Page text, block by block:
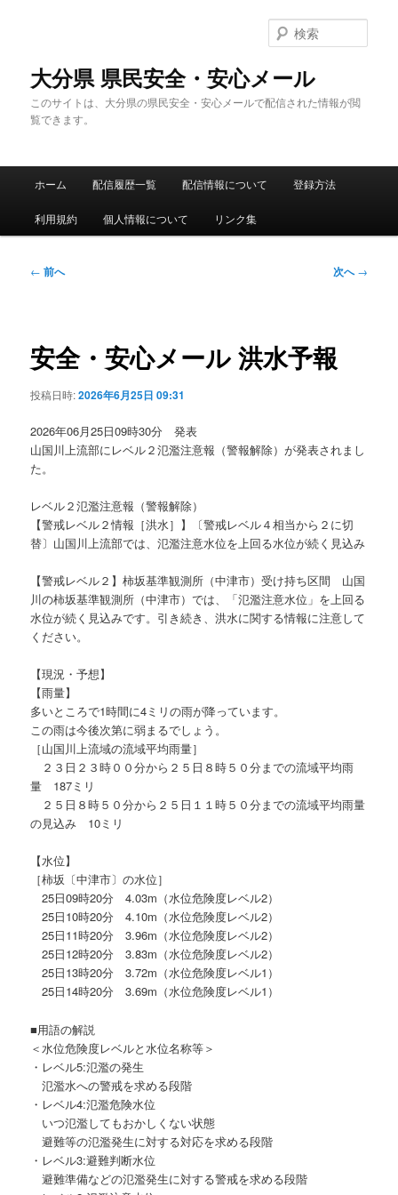
大分県 県民安全・安心メール
このサイトは、大分県の県民安全・安心メールで配信された情報が閲
覧できます。
索
メ
ホーム 配信履歴一覧 配信情報について 登録方法
利用規約 個人情報について リンク集
投
ゲ
ー
ョ
← 前へ 次へ→
安全・安心メール 洪水予報
投稿日時:2026年6月25日 09:31
2026年06月25日09時30分 発表
山国川上流部にレベル２氾濫注意報（警報解除）が発表されまし
た。
レベル２氾濫注意報（警報解除）
【警戒レベル２情報［洪水］】〔警戒レベル４相当から２に切
替〕山国川上流部では、氾濫注意水位を上回る水位が続く見込み
【警戒レベル２】柿坂基準観測所（中津市）受け持ち区間 山国
川の柿坂基準観測所（中津市）では、「氾濫注意水位」を上回る
水位が続く見込みです。引き続き、洪水に関する情報に注意して
ください。
【現況・予想】
【雨量】
多いところで1時間に4ミリの雨が降っています。
この雨は今後次第に弱まるでしょう。
［山国川上流域の流域平均雨量］
２３日２３時００分から２５日８時５０分までの流域平均雨
量 187ミリ
２５日８時５０分から２５日１１時５０分までの流域平均雨量
の見込み 10ミリ
【水位】
［柿坂〔中津市〕の水位］
25日09時20分 4.03m（水位危険度レベル2）
25日10時20分 4.10m（水位危険度レベル2）
25日11時20分 3.96m（水位危険度レベル2）
25日12時20分 3.83m（水位危険度レベル2）
25日13時20分 3.72m（水位危険度レベル1）
25日14時20分 3.69m（水位危険度レベル1）
■用語の解説
＜水位危険度レベルと水位名称等＞
・レベル5:氾濫の発生
氾濫水への警戒を求める段階
・レベル4:氾濫危険水位
いつ氾濫してもおかしくない状態
避難等の氾濫発生に対する対応を求める段階
・レベル3:避難判断水位
避難準備などの氾濫発生に対する警戒を求める段階